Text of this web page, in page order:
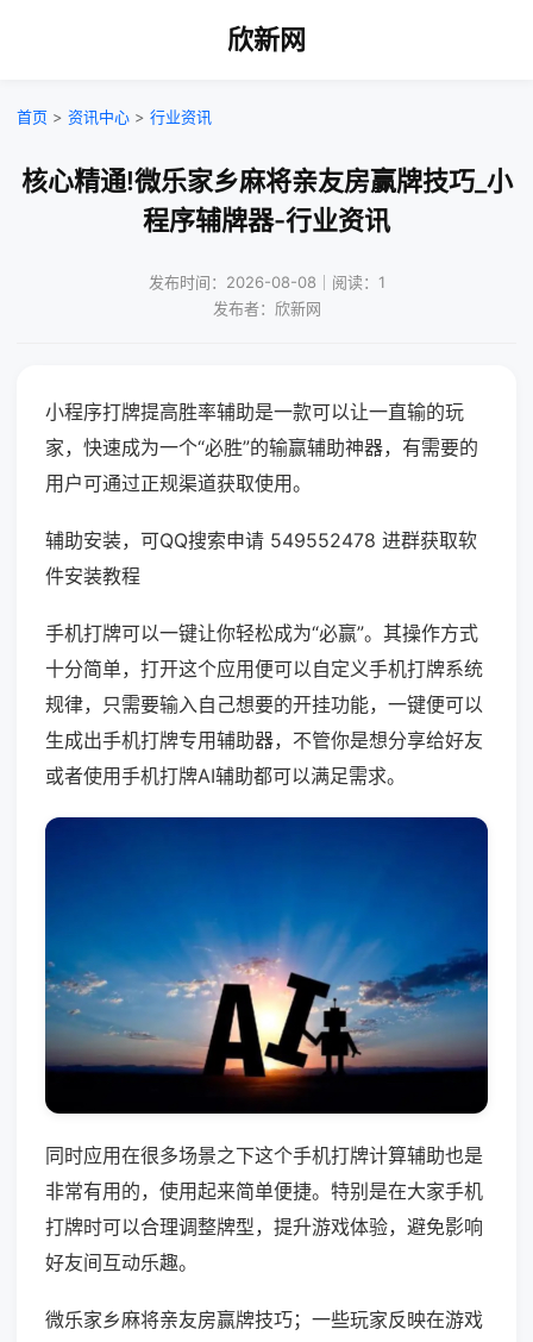
欣新网
首页 > 资讯中心 > 行业资讯
核心精通!微乐家乡麻将亲友房赢牌技巧_小
程序辅牌器-行业资讯
发布时间：2026-08-08｜阅读：1
发布者：欣新网
小程序打牌提高胜率辅助是一款可以让一直输的玩
家，快速成为一个“必胜”的输赢辅助神器，有需要的
用户可通过正规渠道获取使用。
辅助安装，可QQ搜索申请 549552478 进群获取软
件安装教程
手机打牌可以一键让你轻松成为“必赢”。其操作方式
十分简单，打开这个应用便可以自定义手机打牌系统
规律，只需要输入自己想要的开挂功能，一键便可以
生成出手机打牌专用辅助器，不管你是想分享给好友
或者使用手机打牌AI辅助都可以满足需求。
同时应用在很多场景之下这个手机打牌计算辅助也是
非常有用的，使用起来简单便捷。特别是在大家手机
打牌时可以合理调整牌型，提升游戏体验，避免影响
好友间互动乐趣。
微乐家乡麻将亲友房赢牌技巧；一些玩家反映在游戏